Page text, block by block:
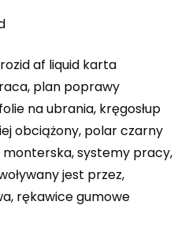
af liquid karta
plan poprawy
na ubrania, kręgosłup
obciążony, polar czarny
monterska, systemy pracy,
jest przez,
rękawice gumowe